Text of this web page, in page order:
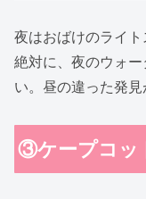
夜はおばけのライト
絶対に、夜のウォ
い。昼の違った発見
③ケープコッ